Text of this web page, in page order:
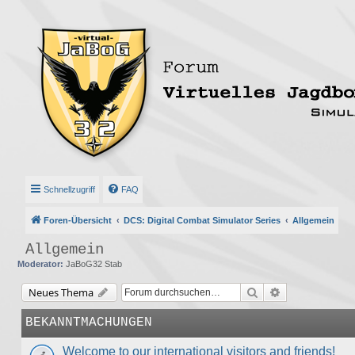
Schnellzugriff FAQ
Foren-Übersicht DCS: Digital Combat Simulator Series Allgemein
Allgemein
Moderator: JaBoG32 Stab
Neues Thema Suche
BEKANNTMACHUNGEN
Welcome to our international visitors and friends!